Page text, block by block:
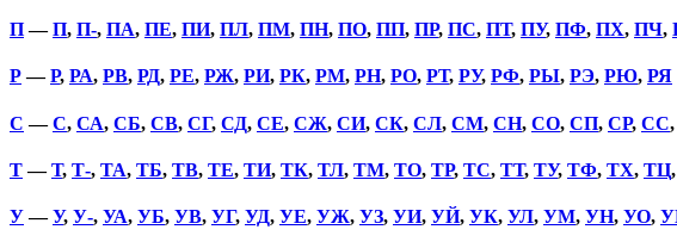
П—П, П-, ПА, ПЕ, ПИ, ПЛ, ПМ, ПН, ПО, ПП, ПР, ПС, ПТ, ПУ, ПФ, ПХ, ПЧ,
Р—Р, РА, РВ, РД, РЕ, РЖ, РИ, РК, РМ, РН, РО, РТ, РУ, РФ, РЫ, РЭ, РЮ, РЯ
С —С, СА, СБ, СВ, СГ, СД, СЕ, СЖ, СИ, СК, СЛ, СМ, СН, СО, СП, СР, СС,
Т—Т, Т-, ТА, ТБ, ТВ, ТЕ, ТИ, ТК, ТЛ, ТМ, ТО, ТР, ТС, ТТ, ТУ, ТФ, ТХ, ТЦ,
У—У, У-, УА, УБ, УВ, УГ, УД, УЕ, УЖ, УЗ, УИ, УЙ, УК, УЛ, УМ, УН, УО,